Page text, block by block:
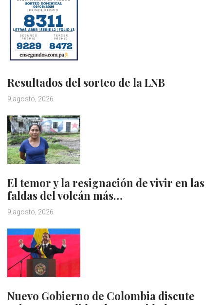
Resultados del sorteo de la LNB
9 agosto, 2026
El temor y la resignación de vivir en las
faldas del volcán más…
9 agosto, 2026
Nuevo Gobierno de Colombia discute